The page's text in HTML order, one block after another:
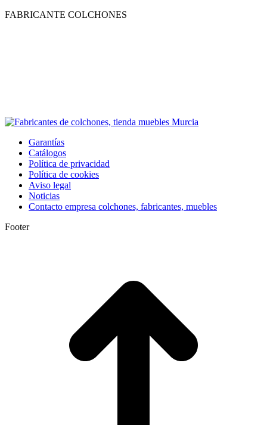
FABRICANTE COLCHONES
Garantías
Catálogos
Política de privacidad
Política de cookies
Aviso legal
Noticias
Contacto empresa colchones, fabricantes, muebles
Footer